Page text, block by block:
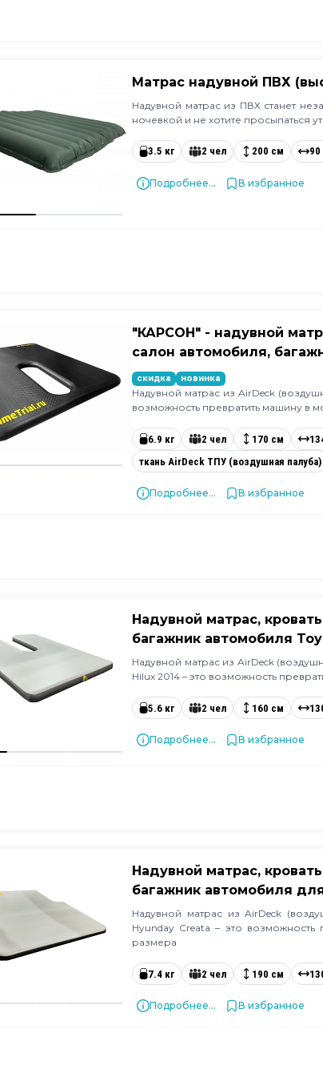
Матрас надувной ПВХ
Надувной матрас из ПВХ станет
ночевкой и не хотите просыпаться
3.5 кг 2 чел 200 см 90
Подробнее... В избранное
"КАРСОН" - надувной
салон автомобиля,
скидка новинка
Надувной матрас из AirDeck
возможность превратить машину в
6.9 кг 2 чел 170 см
ткань AirDeck ТПУ (воздушная палуба)
Подробнее... В избранное
Надувной матрас,
багажник автомобиля
Надувной матрас из AirDeck
Hilux 2014 – это возможность
5.6 кг 2 чел 160 см
Подробнее... В избранное
Надувной матрас,
багажник автомобиля
Надувной матрас из AirDeck
Hyunday Creata – это
размера
7.4 кг 2 чел 190 см
Подробнее... В избранное